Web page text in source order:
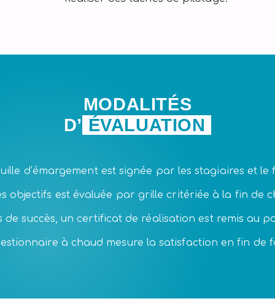
MODALITÉS
D’ ÉVALUATION
d’émargement est signée par les stagiaires et le
objectifs est évaluée par grille critériée à la fin de
de succès, un certificat de réalisation est remis au
à chaud mesure la satisfaction en fin de